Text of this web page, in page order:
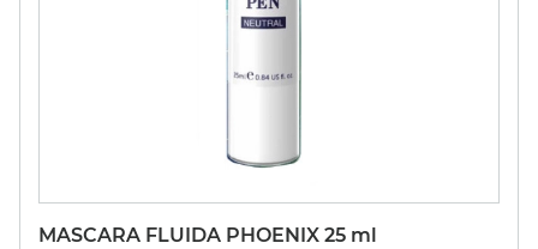
MASCARA FLUIDA PHOENIX 25 ml